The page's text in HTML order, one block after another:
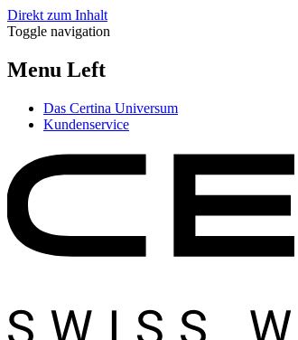
Direkt zum Inhalt
Toggle navigation
Menu Left
Das Certina Universum
Kundenservice